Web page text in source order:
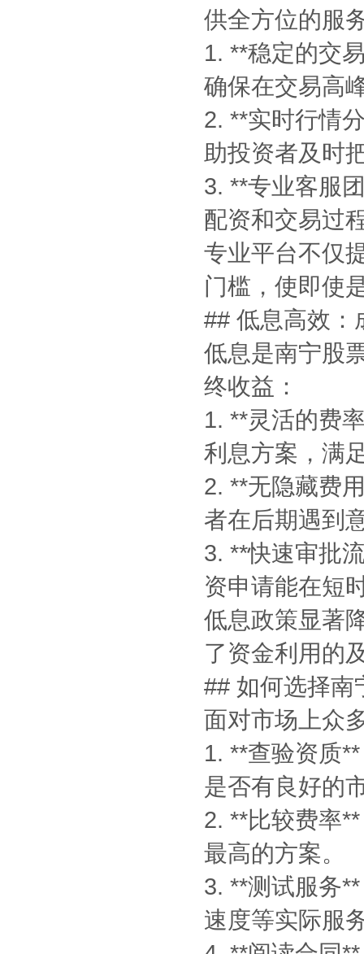
供全方位的服
1. **稳定的交
确保在交易高
2. **实时行情
助投资者及时
3. **专业客服
配资和交易过
专业平台不仅
门槛，使即使
## 低息高效：
低息是南宁股
终收益：
1. **灵活的费
利息方案，满
2. **无隐藏费
者在后期遇到
3. **快速审批
资申请能在短
低息政策显著
了资金利用的
## 如何选择南
面对市场上众
1. **查验资质
是否有良好的
2. **比较费率
最高的方案。
3. **测试服务
速度等实际服